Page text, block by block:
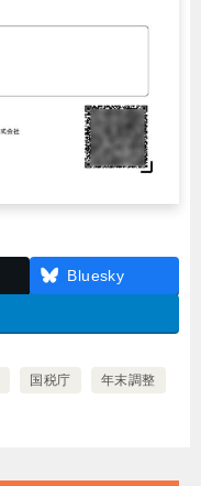
Bluesky
国税庁 年末調整